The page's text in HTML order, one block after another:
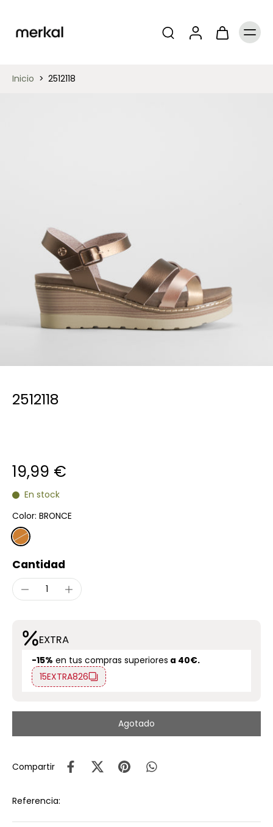
Inicio > 2512118
2512118
19,99 €
En stock
Color: BRONCE
Cantidad
EXTRA
-15% en tus compras superiores a 40€.
15EXTRA826
Agotado
Compartir
Referencia: